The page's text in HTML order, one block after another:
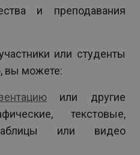
и преподавания
или студенты
вы можете:
или другие
текстовые,
или видео